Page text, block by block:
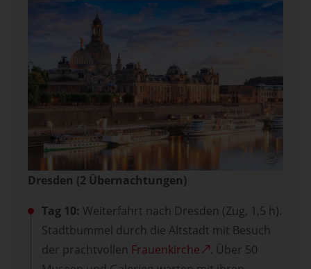
Dresden (2 Übernachtungen)
Tag 10: Weiterfahrt nach Dresden (Zug, 1,5 h).
Stadtbummel durch die Altstadt mit Besuch
der prachtvollen Frauenkirche
. Über 50